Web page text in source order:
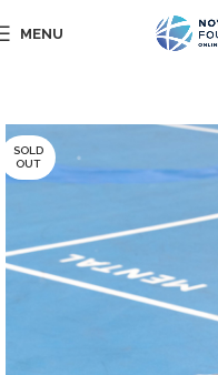
MENU
SOLD
OUT